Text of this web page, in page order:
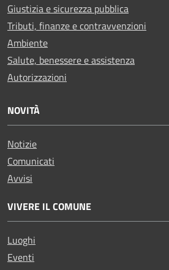
Giustizia e sicurezza pubblica
Tributi, finanze e contravvenzioni
Ambiente
Salute, benessere e assistenza
Autorizzazioni
NOVITÀ
Notizie
Comunicati
Avvisi
VIVERE IL COMUNE
Luoghi
Eventi